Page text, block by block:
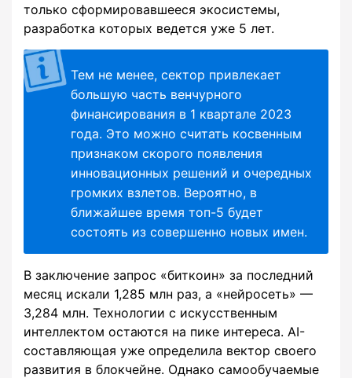
только сформировавшееся экосистемы,
разработка которых ведется уже 5 лет.
Тем не менее, сектор привлекает
большую часть венчурного
финансирования в 1 квартале 2023
года. Это можно считать косвенным
признаком скорого появления
инновационных решений и очередных
громких взлетов. Вероятно, в
ближайшее время топ-5 будет
состоять из совершенно новых имен.
В заключение запрос «биткоин» за последний
месяц искали 1,285 млн раз, а «нейросеть» —
3,284 млн. Технологии с искусственным
интеллектом остаются на пике интереса. AI-
составляющая уже определила вектор своего
развития в блокчейне. Однако самообучаемые